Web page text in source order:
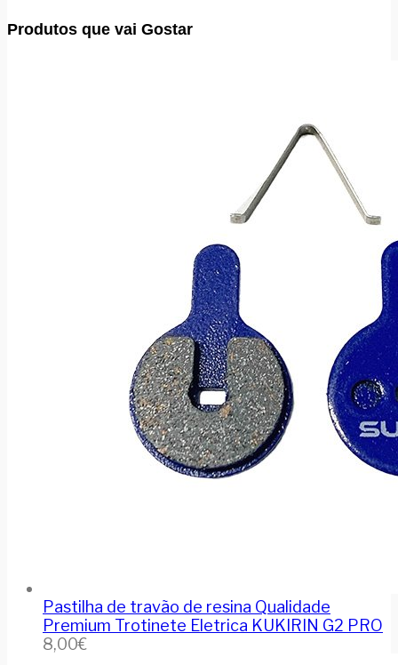
Produtos que vai Gostar
Pastilha de travão de resina Qualidade
Premium Trotinete Eletrica KUKIRIN G2 PRO
8,00€